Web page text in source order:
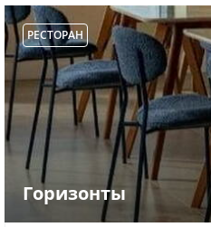
РЕСТОРАН
Горизонты